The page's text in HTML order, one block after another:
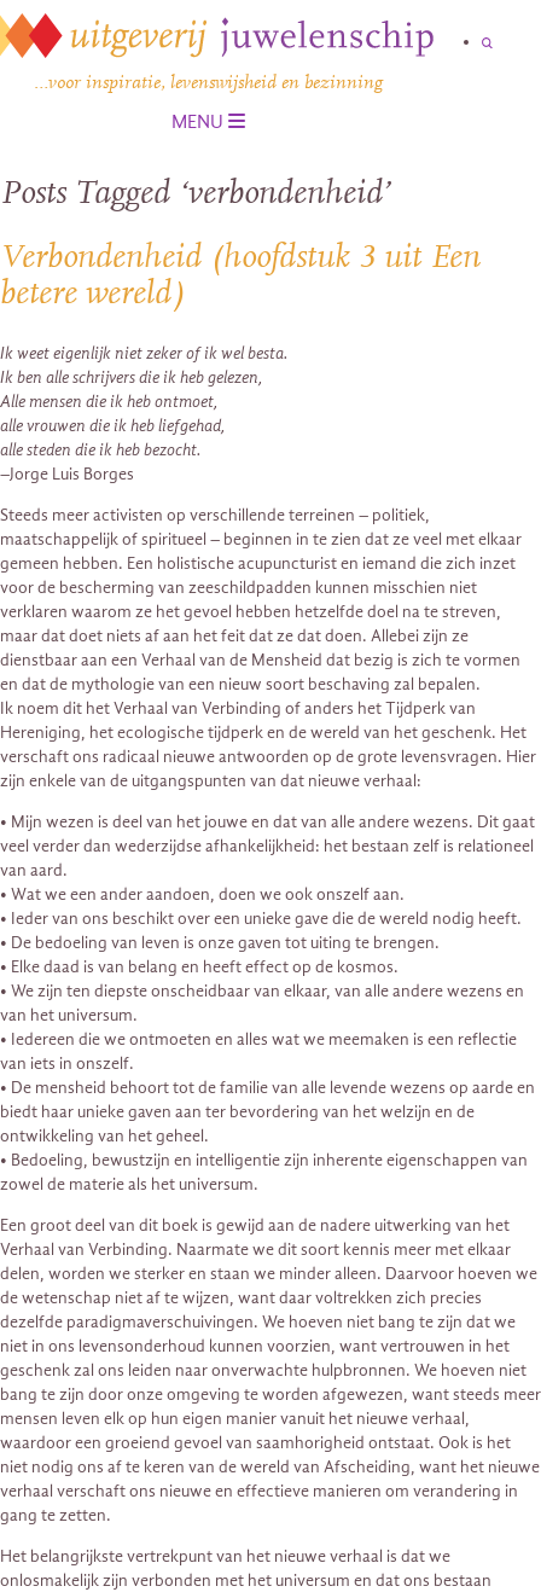
…voor inspiratie, levenswijsheid en bezinning
MENU
Posts Tagged ‘verbondenheid’
Verbondenheid (hoofdstuk 3 uit Een
betere wereld)
Ik weet eigenlijk niet zeker of ik wel besta.
Ik ben alle schrijvers die ik heb gelezen,
Alle mensen die ik heb ontmoet,
alle vrouwen die ik heb liefgehad,
alle steden die ik heb bezocht.
–Jorge Luis Borges
Steeds meer activisten op verschillende terreinen – politiek,
maatschappelijk of spiritueel – beginnen in te zien dat ze veel met elkaar
gemeen hebben. Een holistische acupuncturist en iemand die zich inzet
voor de bescherming van zeeschildpadden kunnen misschien niet
verklaren waarom ze het gevoel hebben hetzelfde doel na te streven,
maar dat doet niets af aan het feit dat ze dat doen. Allebei zijn ze
dienstbaar aan een Verhaal van de Mensheid dat bezig is zich te vormen
en dat de mythologie van een nieuw soort beschaving zal bepalen.
Ik noem dit het Verhaal van Verbinding of anders het Tijdperk van
Hereniging, het ecologische tijdperk en de wereld van het geschenk. Het
verschaft ons radicaal nieuwe antwoorden op de grote levensvragen. Hier
zijn enkele van de uitgangspunten van dat nieuwe verhaal:
• Mijn wezen is deel van het jouwe en dat van alle andere wezens. Dit gaat
veel verder dan wederzijdse afhankelijkheid: het bestaan zelf is relationeel
van aard.
• Wat we een ander aandoen, doen we ook onszelf aan.
• Ieder van ons beschikt over een unieke gave die de wereld nodig heeft.
• De bedoeling van leven is onze gaven tot uiting te brengen.
• Elke daad is van belang en heeft effect op de kosmos.
• We zijn ten diepste onscheidbaar van elkaar, van alle andere wezens en
van het universum.
• Iedereen die we ontmoeten en alles wat we meemaken is een reflectie
van iets in onszelf.
• De mensheid behoort tot de familie van alle levende wezens op aarde en
biedt haar unieke gaven aan ter bevordering van het welzijn en de
ontwikkeling van het geheel.
• Bedoeling, bewustzijn en intelligentie zijn inherente eigenschappen van
zowel de materie als het universum.
Een groot deel van dit boek is gewijd aan de nadere uitwerking van het
Verhaal van Verbinding. Naarmate we dit soort kennis meer met elkaar
delen, worden we sterker en staan we minder alleen. Daarvoor hoeven we
de wetenschap niet af te wijzen, want daar voltrekken zich precies
dezelfde paradigmaverschuivingen. We hoeven niet bang te zijn dat we
niet in ons levensonderhoud kunnen voorzien, want vertrouwen in het
geschenk zal ons leiden naar onverwachte hulpbronnen. We hoeven niet
bang te zijn door onze omgeving te worden afgewezen, want steeds meer
mensen leven elk op hun eigen manier vanuit het nieuwe verhaal,
waardoor een groeiend gevoel van saamhorigheid ontstaat. Ook is het
niet nodig ons af te keren van de wereld van Afscheiding, want het nieuwe
verhaal verschaft ons nieuwe en effectieve manieren om verandering in
gang te zetten.
Het belangrijkste vertrekpunt van het nieuwe verhaal is dat we
onlosmakelijk zijn verbonden met het universum en dat ons bestaan